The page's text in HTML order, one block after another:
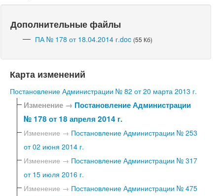
Дополнительные файлы
ПА № 178 от 18.04.2014 г.doc (55 Кб)
Карта изменений
Постановление Администрации № 82 от 20 марта 2013 г.
Изменение → Постановление Администрации
№ 178 от 18 апреля 2014 г.
Изменение → Постановление Администрации № 253
от 02 июня 2014 г.
Изменение → Постановление Администрации № 317
от 15 июля 2016 г.
Изменение → Постановление Администрации № 475